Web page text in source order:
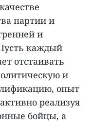
партии и
и
каждый
отстаивать
и
опыт
реализуя
бойцы, а